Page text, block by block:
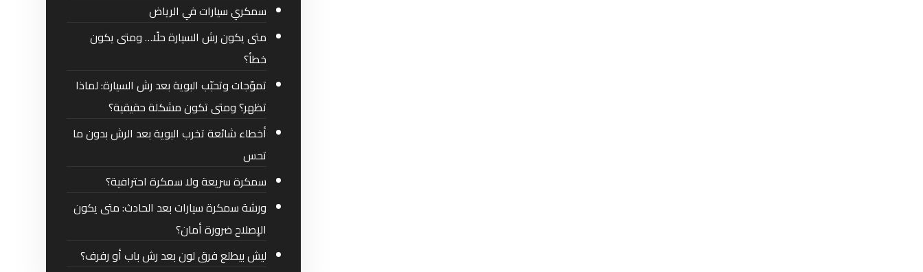
سمكري سيارات في الرياض
متى يكون رش السيارة حلًا… ومتى يكون
خطأ؟
تموّجات وتحبّب البوية بعد رش السيارة: لماذا
تظهر؟ ومتى تكون مشكلة حقيقية؟
أخطاء شائعة تخرب البوية بعد الرش بدون ما
تحس
سمكرة سريعة ولا سمكرة احترافية؟
ورشة سمكرة سيارات بعد الحادث: متى يكون
الإصلاح ضرورة أمان؟
ليش بيطلع فرق لون بعد رش باب أو رفرف؟